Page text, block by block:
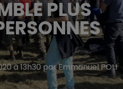
PLUS
à 13h30 par Emmanuel POLI